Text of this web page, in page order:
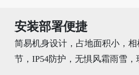
安装部署便捷
简易机身设计，占地面积小，相
节，IP54防护，无惧风霜雨雪，